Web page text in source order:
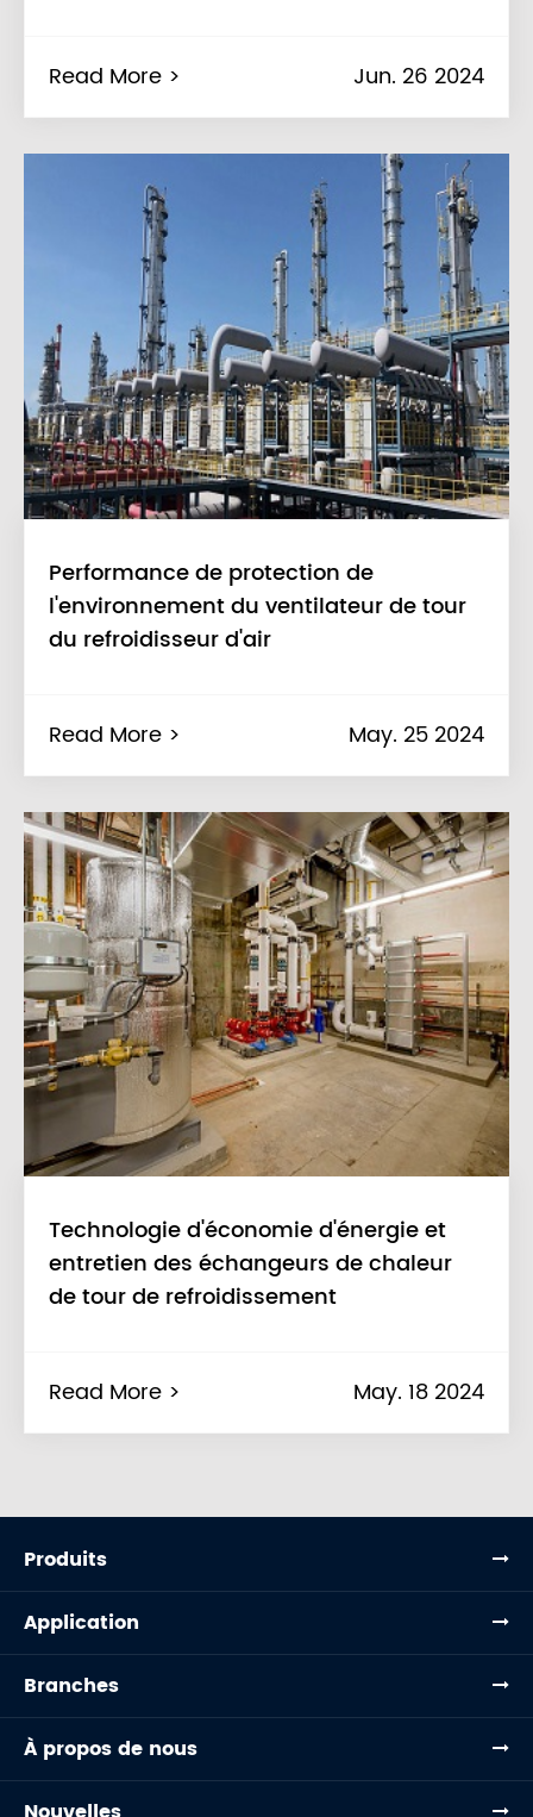
Read More > Jun. 26 2024
Performance de protection de
l'environnement du ventilateur de tour
du refroidisseur d'air
Read More > May. 25 2024
Technologie d'économie d'énergie et
entretien des échangeurs de chaleur
de tour de refroidissement
Read More > May. 18 2024
Produits
Application
Branches
À propos de nous